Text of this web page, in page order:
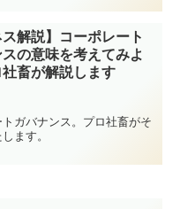
ス解説】コーポレート
の意味を考えてみよ
社畜が解説します
ガバナンス。プロ社畜がそ
ます。